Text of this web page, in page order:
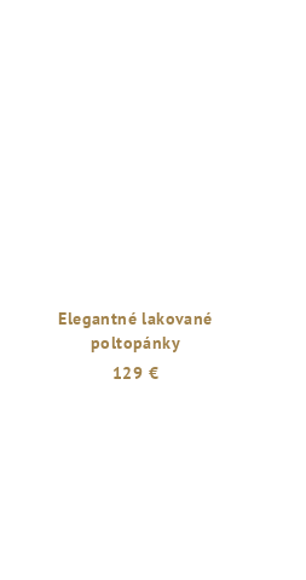
Elegantné lakované
poltopánky
129 €